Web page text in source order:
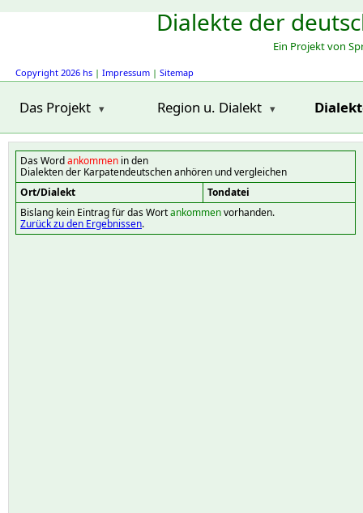
Dialekte der
Ein Projekt von
Copyright 2026 hs | Impressum | Sitemap
Das Projekt Region u. Dialekt
Das Wordankommen in den
Dialekten der Karpatendeutschen anhören und vergleichen
Ort/Dialekt
Tondatei
Bislang kein Eintrag für das Wortankommenvorhanden.
Zurück zu den Ergebnissen.